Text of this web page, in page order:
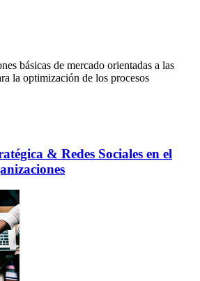
básicas de mercado orientadas a las
la optimización de los procesos
& Redes Sociales en el